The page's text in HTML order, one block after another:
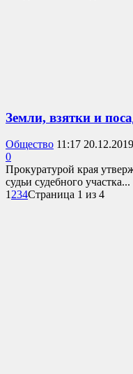
Земли, взятки и
Общество 11:17 20.12.2019
0
Прокуратурой края
судьи судебного участка...
1 234Страница 1 из 4